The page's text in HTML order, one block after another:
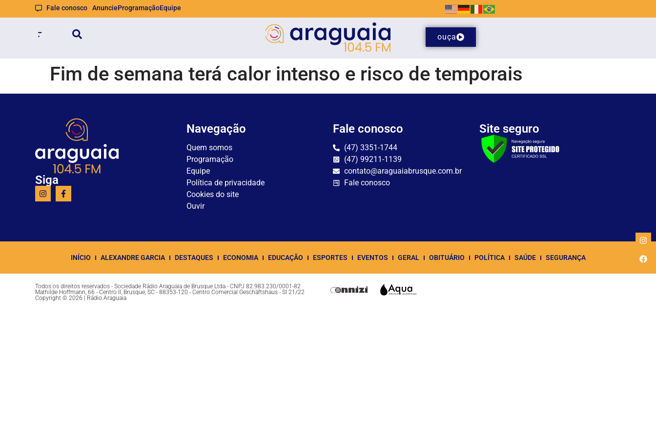
Fale conosco AnuncieProgramaçãoEquipe
ouça
Fim de semana terá calor intenso e risco de temporais
Siga
Navegação
Quem somos
Programação
Equipe
Política de privacidade
Cookies do site
Ouvir
Fale conosco
(47) 3351-1744
(47) 99211-1139
contato@araguaiabrusque.com.br
Fale conosco
Site seguro
INÍCIO ALEXANDRE GARCIA DESTAQUES ECONOMIA EDUCAÇÃO ESPORTES EVENTOS GERAL OBITUÁRIO POLÍTICA SAÚDE SEGURANÇA
Todos os direitos reservados - Sociedade Rádio Araguaia de Brusque Ltda - CNPJ 82.983.230/0001-82
Mathilde Hoffmann, 66 - Centro II, Brusque, SC - 88353-120 - Centro Comercial Geschäftshaus - Sl 21/22
Copyright © 2026 | Rádio Araguaia